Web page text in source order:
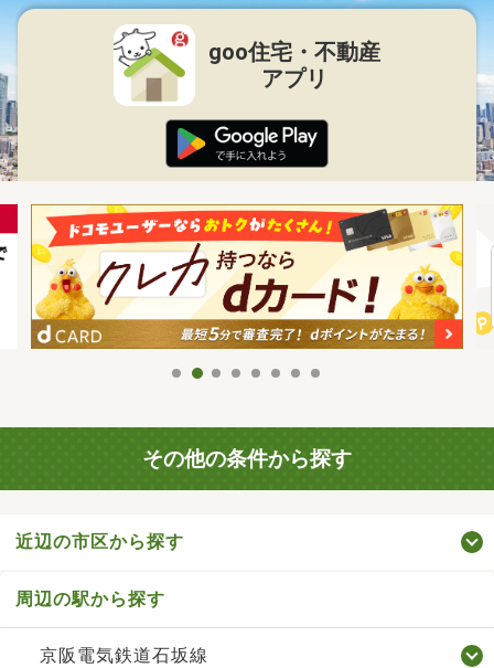
goo住宅・不動産
アプリ
その他の条件から探す
近辺の市区から探す
周辺の駅から探す
京阪電気鉄道石坂線